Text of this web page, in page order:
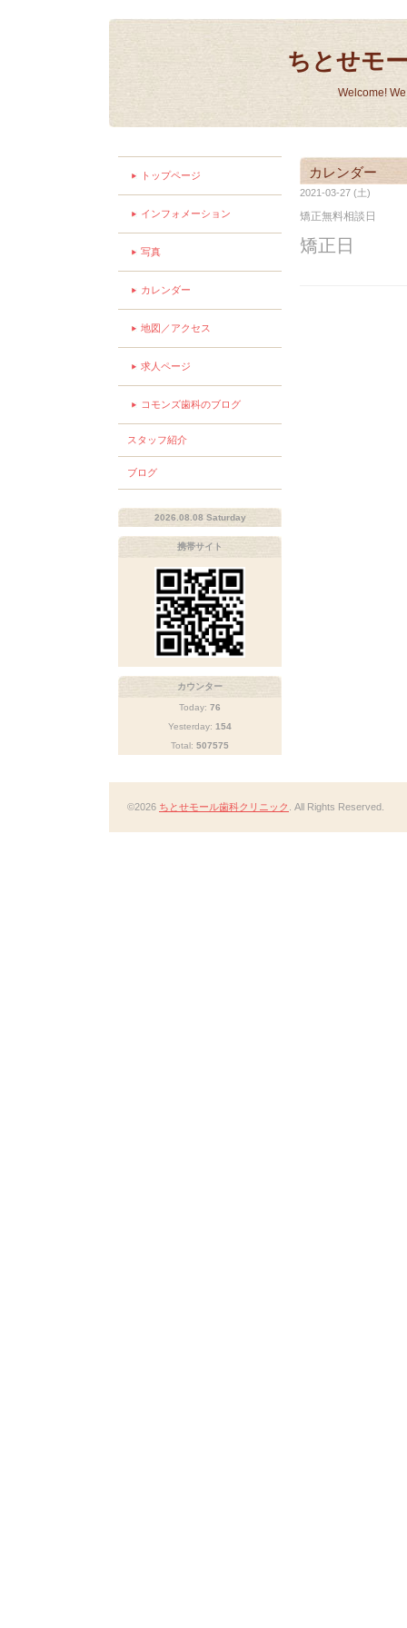
ちとせモ
Welcome!
カレンダー
2021-03-27 (土)
矯正無料相談日
矯正日
トップページ
インフォメーション
写真
カレンダー
地図／アクセス
求人ページ
コモンズ歯科のブログ
スタッフ紹介
ブログ
2026.08.08 Saturday
携帯サイト
カウンター
Today: 76
Yesterday: 154
Total: 507575
©2026 ちとせモール歯科クリニック . All Rights Reserved.